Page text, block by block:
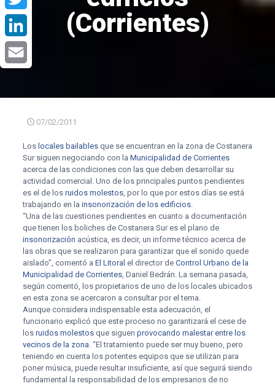
(Corrientes)
07/02/2011
Los locales bailablesque se encuentran en la zona de Costanera
Sur siguen negociando con la Municipalidad de Corrientes
acerca de las condiciones con las que deben desarrollar su
actividad comercial. Uno de los principales puntos pendientes
es el de los ruidos molestos, por lo que por estos días se está
trabajando en la insonorización de los edificios.
“Una de las cuestiones pendientes en cuanto a documentación
que tienen los boliches de Costanera Sur es el plano de
insonorización acústica, es decir, un informe técnico acerca de
las obras que se realizaron para garantizar que el sonido quede
aislado”, comentó a El Litoral el director de Control Urbano de la
Municipalidad de Corrientes, Daniel Bedrán. La semana pasada,
según comentó, los propietarios de uno de los locales ubicados
en esta zona se acercaron a consultar por el tema.
Aunque considera indispensable esta adecuación, el
funcionario explicó que este proceso no garantizará el cese de
los ruidos molestosque siguen provocando malestar entre los
vecinos de la zona. “El tratamiento puede ser muy bueno, pero
teniendo en cuenta los potentes equipos que se utilizan para
poner música, puede resultar insuficiente, así que seguirá siendo
fundamental la responsabilidad de los empresarios de no
Twitter
LinkedIn